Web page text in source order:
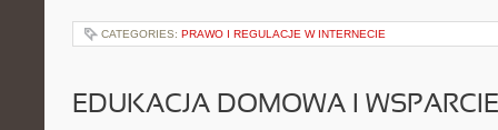
CATEGORIES: PRAWO I REGULACJE W INTERNECIE
EDUKACJA DOMOWA I